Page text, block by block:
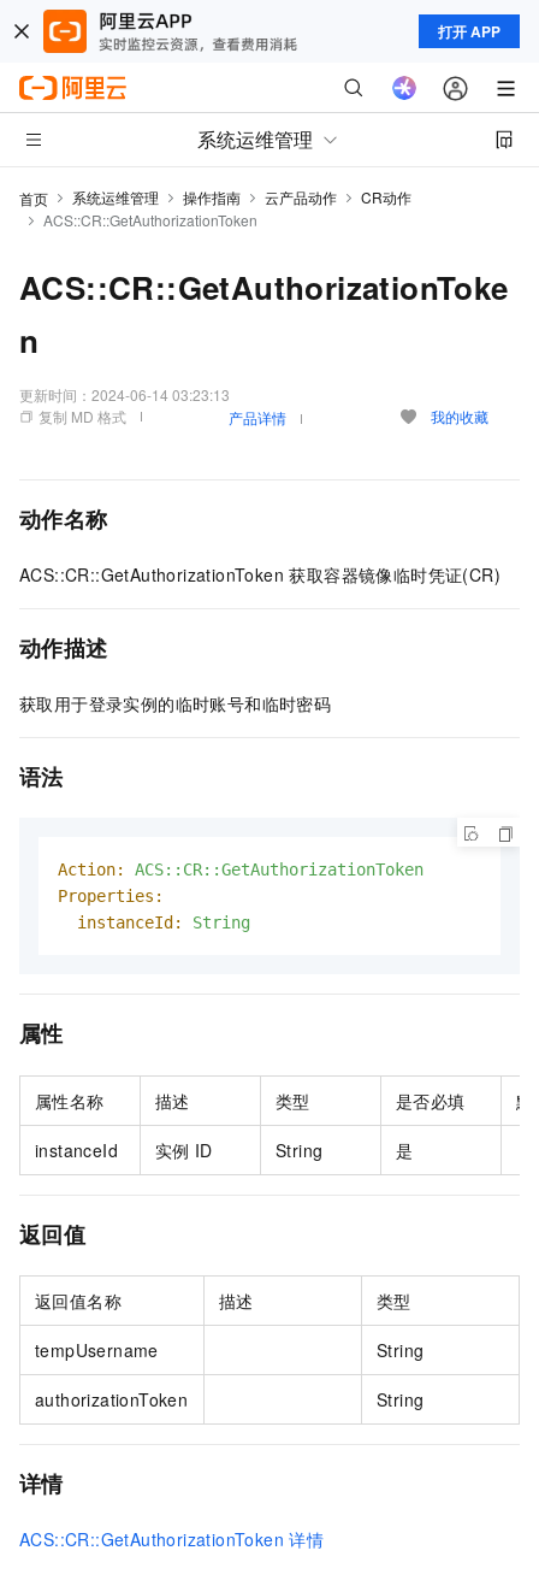
打开 APP
系统运维管理
首页 系统运维管理 操作指南 云产品动作
CR动作
ACS::CR::GetAuthorizationToken
ACS::CR::GetAuthorizationToke
n
更新时间： 2024-06-14 03:23:13
复制 MD 格式
产品详情 我的收藏
动作名称
ACS::CR::GetAuthorizationToken 获取容器镜像临时凭证(CR)
动作描述
获取用于登录实例的临时账号和临时密码
语法
Action:
ACS::CR::GetAuthorizationToken
Properties:
instanceId:
String
属性
属性名称 描述 类型 是否必填 默
instanceId 实例 ID String 是
返回值
返回值名称 描述 类型
tempUsername String
authorizationToken String
详情
ACS::CR::GetAuthorizationToken 详情